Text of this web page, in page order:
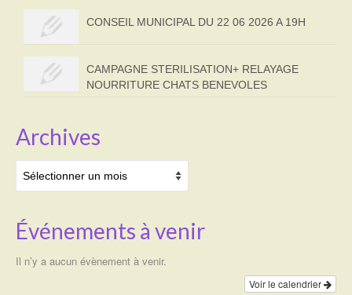
CONSEIL MUNICIPAL DU 22 06 2026 A 19H
CAMPAGNE STERILISATION+ RELAYAGE
NOURRITURE CHATS BENEVOLES
Archives
Événements à venir
Il n’y a aucun évènement à venir.
Voir le calendrier